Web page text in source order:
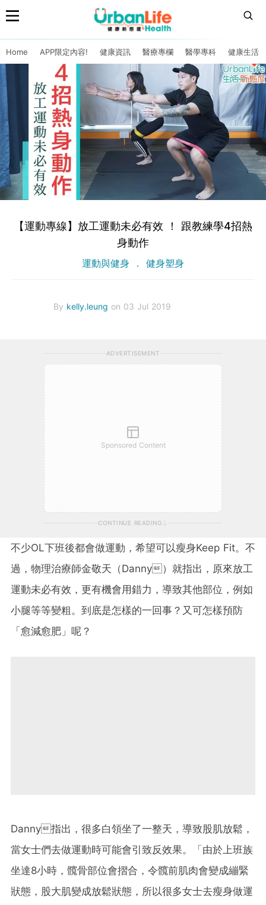
Home APP限定內容! 健康資訊 醫療專欄 醫學專科 健康生活
【運動專線】放工運動未必有效 ！ 跟教練學4招熱
身動作
運動與健身 健身塑身
By kelly.leung on 03 Jul 2019
ADVERTISEMENT
Sponsored Content
CONTINUE READING
不少OL下班後都會做運動，希望可以瘦身Keep Fit。不
過，物理治療師金敬天（Danny）就指出，原來放工
運動未必有效，更有機會用錯力，導致其他部位，例如
小腿等等變粗。到底是怎樣的一回事？又可怎樣預防
「愈減愈肥」呢？
Danny指出，很多白領坐了一整天，導致股肌放鬆，
當女士們去做運動時可能會引致反效果。「由於上班族
坐達8小時，髖骨部位會摺合，令髖前肌肉會變成繃緊
狀態，股大肌變成放鬆狀態，所以很多女士去瘦身做運